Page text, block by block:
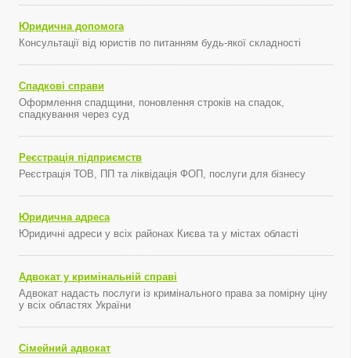
Юридична допомога
Консультації від юристів по питанням будь-якої складності
Спадкові справи
Оформлення спадщини, поновлення строків на спадок,
спадкування через суд
Реєстрація підприємств
Реєстрація ТОВ, ПП та ліквідація ФОП, послуги для бізнесу
Юридична адреса
Юридичні адреси у всіх районах Києва та у містах області
Адвокат у кримінальній справі
Адвокат надасть послуги із кримінального права за помірну ціну
у всіх областях України
Сімейний адвокат